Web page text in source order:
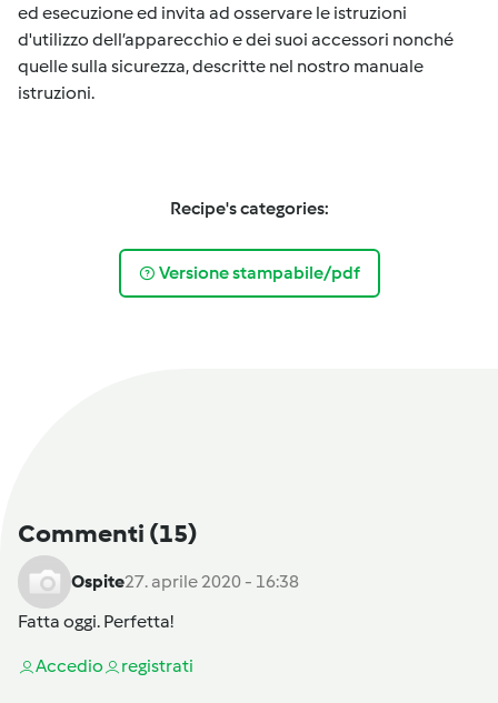
ed esecuzione ed invita ad osservare le istruzioni
d'utilizzo dell’apparecchio e dei suoi accessori nonché
quelle sulla sicurezza, descritte nel nostro manuale
istruzioni.
Recipe's categories:
Versione stampabile/pdf
Commenti (15)
Ospite27. aprile 2020 - 16:38
Fatta oggi. Perfetta!
Accedio registrati